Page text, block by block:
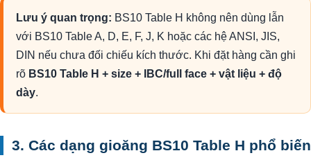
Lưu ý quan trọng: BS10 Table H không nên dùng lẫn
với BS10 Table A, D, E, F, J, K hoặc các hệ ANSI, JIS,
DIN nếu chưa đối chiếu kích thước. Khi đặt hàng cần ghi
rõ BS10 Table H + size + IBC/full face + vật liệu + độ
dày.
3. Các dạng gioăng BS10 Table H phổ biến